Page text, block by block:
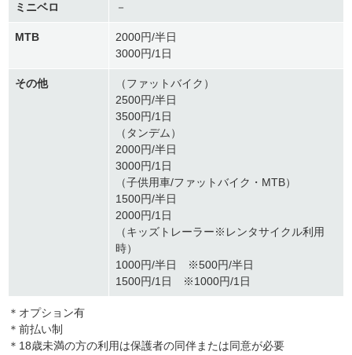
ミニベロ －
MTB
2000円/半日
3000円/1日
その他
（ファットバイク）
2500円/半日
3500円/1日
（タンデム）
2000円/半日
3000円/1日
（子供用車/ファットバイク・MTB）
1500円/半日
2000円/1日
（キッズトレーラー※レンタサイクル利用
時）
1000円/半日 ※500円/半日
1500円/1日 ※1000円/1日
＊オプション有
＊前払い制
＊18歳未満の方の利用は保護者の同伴または同意が必要